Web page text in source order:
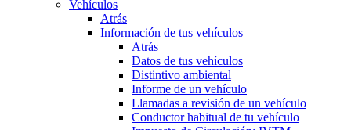
Vehículos
Atrás
Información de tus vehículos
Atrás
Datos de tus vehículos
Distintivo ambiental
Informe de un vehículo
Llamadas a revisión de un vehículo
Conductor habitual de tu vehículo